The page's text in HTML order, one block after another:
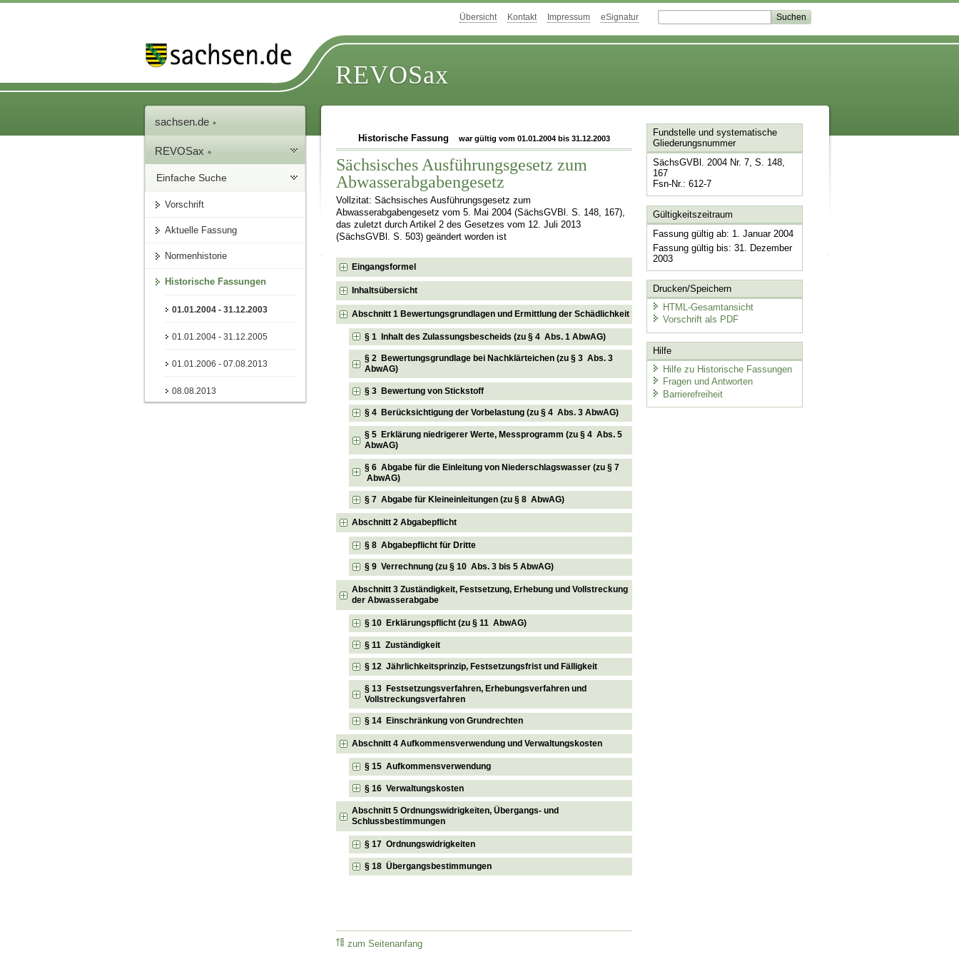
Übersicht Kontakt Impressum eSignatur
REVOSax
sachsen.de
REVOSax
Einfache Suche
Vorschrift
Aktuelle Fassung
Normenhistorie
Historische Fassungen
01.01.2004 - 31.12.2003
01.01.2004 - 31.12.2005
01.01.2006 - 07.08.2013
08.08.2013
Historische Fassung war gültig vom 01.01.2004 bis 31.12.2003
Sächsisches Ausführungsgesetz zum
Abwasserabgabengesetz
Vollzitat: Sächsisches Ausführungsgesetz zum
Abwasserabgabengesetz vom 5. Mai 2004 (SächsGVBl. S. 148, 167),
das zuletzt durch Artikel 2 des Gesetzes vom 12. Juli 2013
(SächsGVBl. S. 503) geändert worden ist
Eingangsformel
Inhaltsübersicht
Abschnitt 1 Bewertungsgrundlagen und Ermittlung der Schädlichkeit
§ 1 Inhalt des Zulassungsbescheids (zu § 4 Abs. 1 AbwAG)
§ 2 Bewertungsgrundlage bei Nachklärteichen (zu § 3 Abs. 3
AbwAG)
§ 3 Bewertung von Stickstoff
§ 4 Berücksichtigung der Vorbelastung (zu § 4 Abs. 3 AbwAG)
§ 5 Erklärung niedrigerer Werte, Messprogramm (zu § 4 Abs. 5
AbwAG)
§ 6 Abgabe für die Einleitung von Niederschlagswasser (zu § 7
AbwAG)
§ 7 Abgabe für Kleineinleitungen (zu § 8 AbwAG)
Abschnitt 2 Abgabepflicht
§ 8 Abgabepflicht für Dritte
§ 9 Verrechnung (zu § 10 Abs. 3 bis 5 AbwAG)
Abschnitt 3 Zuständigkeit, Festsetzung, Erhebung und Vollstreckung
der Abwasserabgabe
§ 10 Erklärungspflicht (zu § 11 AbwAG)
§ 11 Zuständigkeit
§ 12 Jährlichkeitsprinzip, Festsetzungsfrist und Fälligkeit
§ 13 Festsetzungsverfahren, Erhebungsverfahren und
Vollstreckungsverfahren
§ 14 Einschränkung von Grundrechten
Abschnitt 4 Aufkommensverwendung und Verwaltungskosten
§ 15 Aufkommensverwendung
§ 16 Verwaltungskosten
Abschnitt 5 Ordnungswidrigkeiten, Übergangs- und
Schlussbestimmungen
§ 17 Ordnungswidrigkeiten
§ 18 Übergangsbestimmungen
zum Seitenanfang
Fundstelle und systematische
Gliederungsnummer
SächsGVBl. 2004 Nr. 7, S. 148,
167
Fsn-Nr.: 612-7
Gültigkeitszeitraum
Fassung gültig ab: 1. Januar 2004
Fassung gültig bis: 31. Dezember
2003
Drucken/Speichern
HTML-Gesamtansicht
Vorschrift als PDF
Hilfe
Hilfe zu Historische Fassungen
Fragen und Antworten
Barrierefreiheit